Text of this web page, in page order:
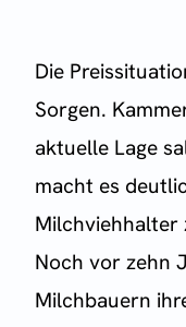
Die
Sorgen.
aktuelle Lage
macht es
Milchviehhalter
Noch vor zehn
Milchbauern